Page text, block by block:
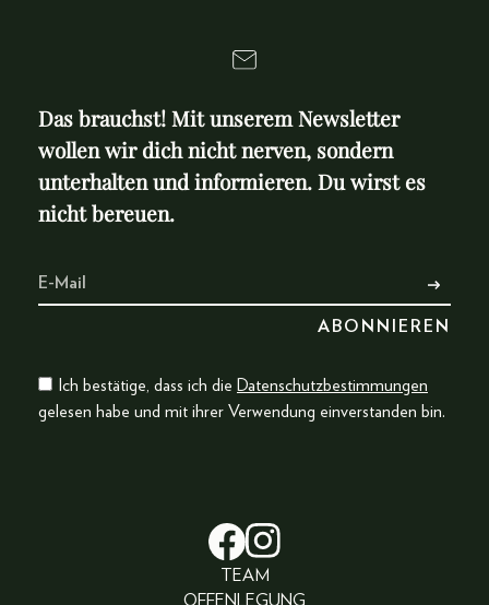
Das brauchst! Mit unserem Newsletter
wollen wir dich nicht nerven, sondern
unterhalten und informieren. Du wirst es
nicht bereuen.
Ich bestätige, dass ich die Datenschutzbestimmungen
gelesen habe und mit ihrer Verwendung einverstanden bin.
TEAM
OFFENLEGUNG